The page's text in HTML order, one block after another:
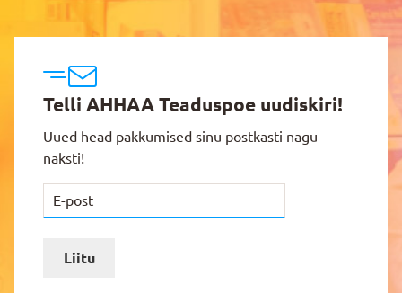
Telli AHHAA Teaduspoe uudiskiri!
Uued head pakkumised sinu postkasti nagu
naksti!
Liitu